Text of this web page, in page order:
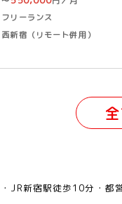
フリーランス
西新宿（リモート併用）
JR新宿駅徒歩10分
都